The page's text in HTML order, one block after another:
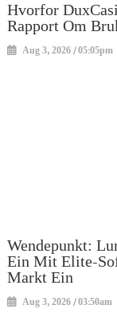
Hvorfor
Rapport Om
Aug 3, 2026 / 05:05pm
Wendepunkt:
Ein Mit Elite-
Markt Ein
Aug 3, 2026 / 03:50am